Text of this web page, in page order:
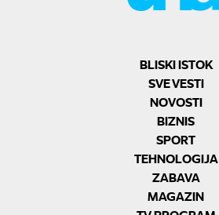
BLISKI ISTOK
SVE VESTI
NOVOSTI
BIZNIS
SPORT
TEHNOLOGIJA
ZABAVA
MAGAZIN